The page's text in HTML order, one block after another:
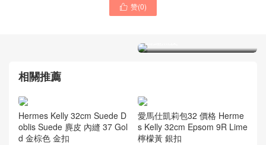
 赞(0)
店Hermes Bag Kelly蘋果綠
愛馬仕凱莉包價格Hermes
相關推薦
Hermes Kelly 32cm Suede D
oblis Suede 麂皮 內縫 37 Gol
d 金棕色 金扣
愛馬仕凱莉包32 價格 Herme
s Kelly 32cm Epsom 9R Lime
檸檬黃 銀扣